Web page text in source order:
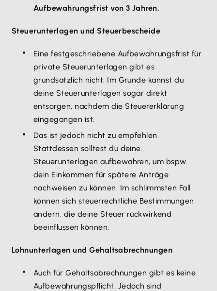
Aufbewahrungsfrist von 3 Jahren.
Steuerunterlagen und Steuerbescheide
Eine festgeschriebene Aufbewahrungsfrist für
private Steuerunterlagen gibt es
grundsätzlich nicht. Im Grunde kannst du
deine Steuerunterlagen sogar direkt
entsorgen, nachdem die Steuererklärung
eingegangen ist.
Das ist jedoch nicht zu empfehlen.
Stattdessen solltest du deine
Steuerunterlagen aufbewahren, um bspw.
dein Einkommen für spätere Anträge
nachweisen zu können. Im schlimmsten Fall
können sich steuerrechtliche Bestimmungen
ändern, die deine Steuer rückwirkend
beeinflussen können.
Lohnunterlagen und Gehaltsabrechnungen
Auch für Gehaltsabrechnungen gibt es keine
Aufbewahrungspflicht. Jedoch sind